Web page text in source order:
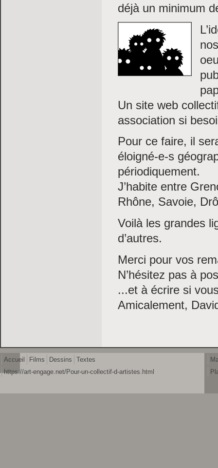
déjà un minimum
Un site web
association si
Pour ce faire, il
éloigné-e-s
périodiquement.
J’habite entre
Rhône, Savoie,
Voilà les grandes
d’autres.
Merci pour vos
N’hésitez pas à
...et à écrire si
Amicalement,
Accueil Films Dessins
Textes
https://art-engage.net/Pour-un-collectif-d-artistes.html